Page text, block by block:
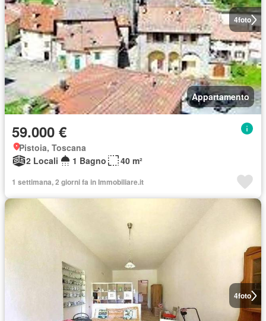
4foto
Appartamento
59.000 €
Pistoia, Toscana
2 Locali
1 Bagno 40 m²
1 settimana, 2 giorni fa in Immobiliare.it
4foto